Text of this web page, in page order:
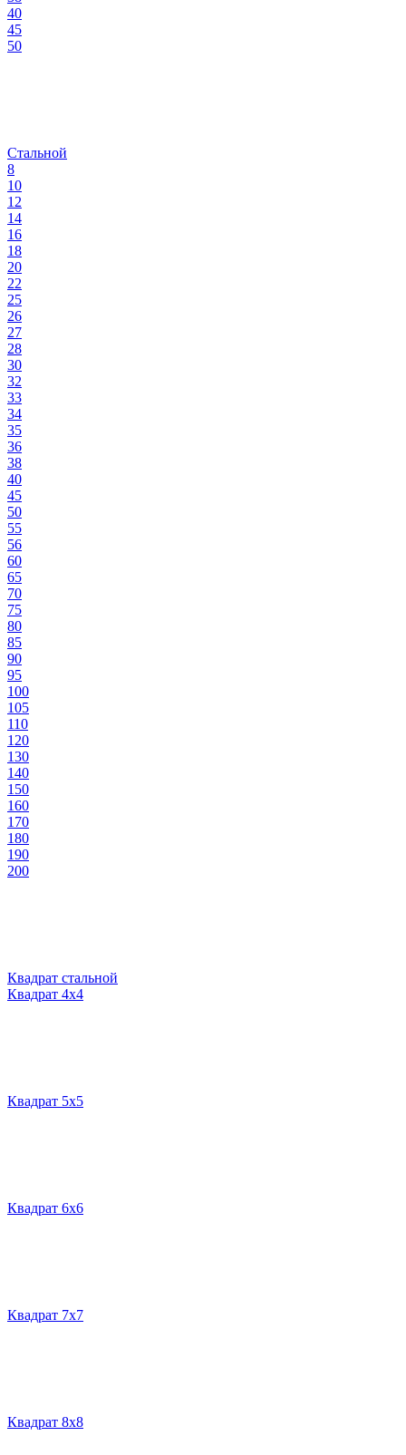
40
45
50
Стальной
8
10
12
14
16
18
20
22
25
26
27
28
30
32
33
34
35
36
38
40
45
50
55
56
60
65
70
75
80
85
90
95
100
105
110
120
130
140
150
160
170
180
190
200
Квадрат стальной
Квадрат 4х4
Квадрат 5х5
Квадрат 6х6
Квадрат 7х7
Квадрат 8х8